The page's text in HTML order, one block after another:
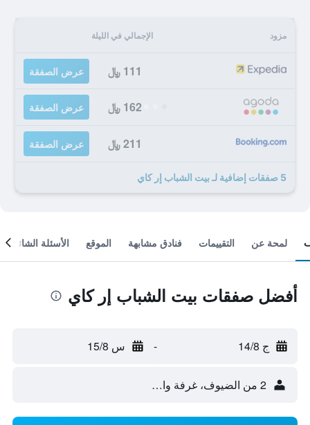
مزود الإجمالي في الليلة
111 ﷼ عرض الصفقة
162 ﷼ عرض الصفقة
211 ﷼ عرض الصفقة
5 صفقات إضافية لـ بيت الشباب إر كاي
لمحة عن التقييمات فنادق مشابهة الموقع الأسئلة الشائعة
أفضل صفقات بيت الشباب إر كاي
ج 14/8 - س 15/8
2 من الضيوف، غرفة واحدة